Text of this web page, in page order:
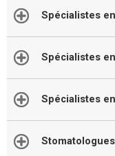
Spécialistes en
Spécialistes en
Spécialistes en
Stomatologues